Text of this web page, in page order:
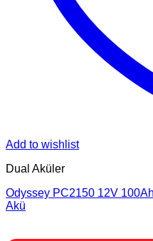
Add to wishlist
Dual Aküler
Odyssey PC2150 12V
Akü